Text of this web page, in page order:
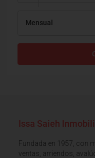
Mensual
Issa Saieh
Fundada en 1957, con
ventas, arriendos,